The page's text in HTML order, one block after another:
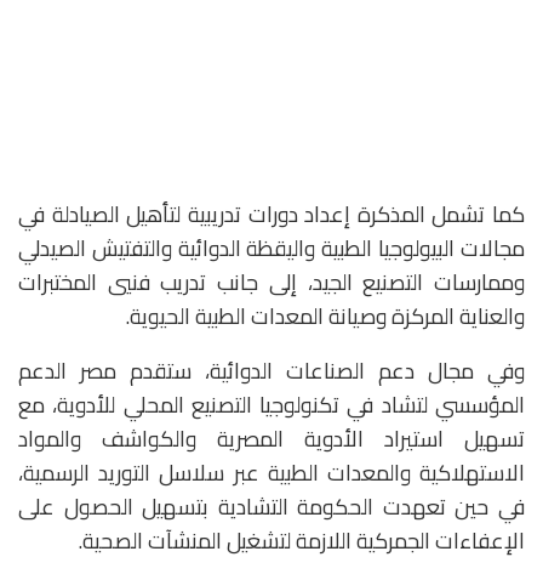
كما تشمل المذكرة إعداد دورات تدريبية لتأهيل الصيادلة في
مجالات البيولوجيا الطبية واليقظة الدوائية والتفتيش الصيدلي
وممارسات التصنيع الجيد، إلى جانب تدريب فنيي المختبرات
والعناية المركزة وصيانة المعدات الطبية الحيوية.
وفي مجال دعم الصناعات الدوائية، ستقدم مصر الدعم
المؤسسي لتشاد في تكنولوجيا التصنيع المحلي للأدوية، مع
تسهيل استيراد الأدوية المصرية والكواشف والمواد
الاستهلاكية والمعدات الطبية عبر سلاسل التوريد الرسمية،
في حين تعهدت الحكومة التشادية بتسهيل الحصول على
الإعفاءات الجمركية اللازمة لتشغيل المنشآت الصحية.